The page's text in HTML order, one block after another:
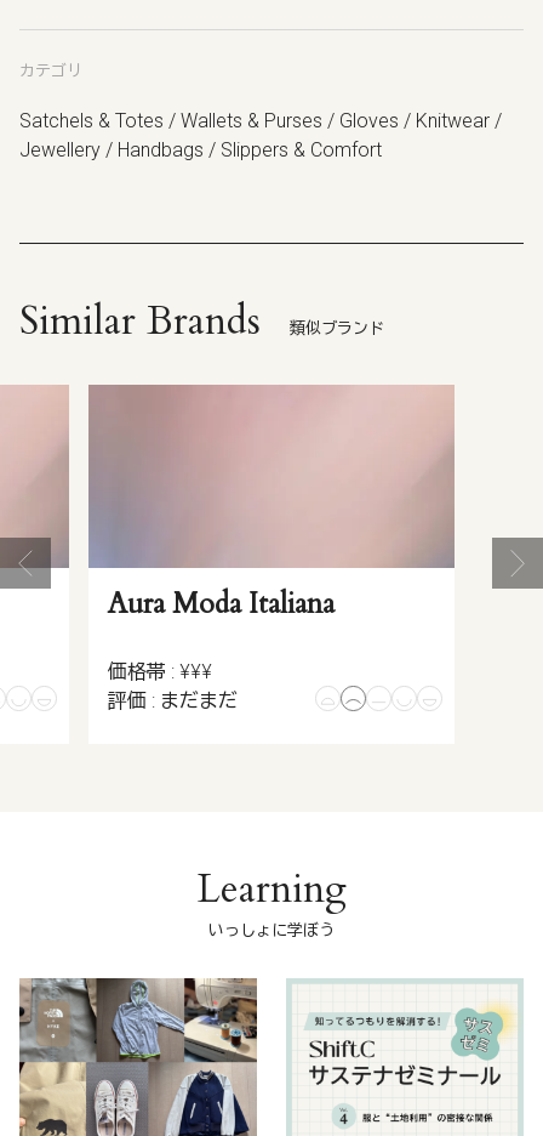
カテゴリ
Satchels & Totes / Wallets & Purses / Gloves / Knitwear /
Jewellery / Handbags / Slippers & Comfort
Similar Brands 類似ブランド
Aura Moda Italiana
価格帯 : ¥¥¥
評価 : まだまだ
Learning
いっしょに学ぼう